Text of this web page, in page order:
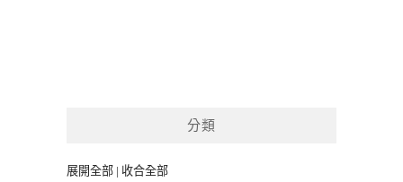
分類
展開全部 | 收合全部